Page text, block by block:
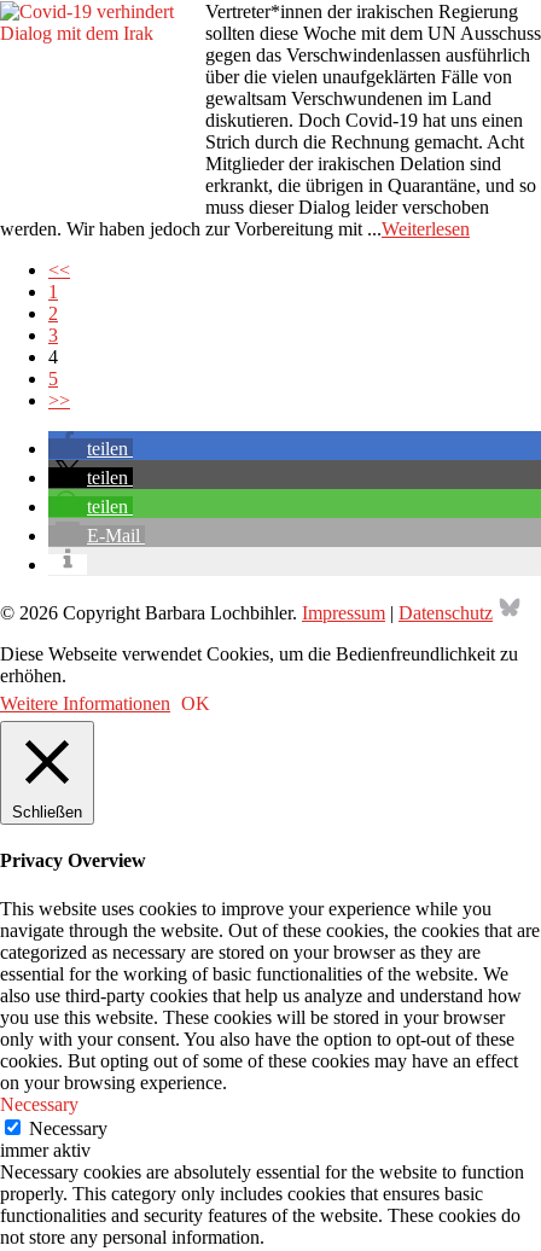
Vertreter*innen der irakischen Regierung
sollten diese Woche mit dem UN Ausschuss
gegen das Verschwindenlassen ausführlich
über die vielen unaufgeklärten Fälle von
gewaltsam Verschwundenen im Land
diskutieren. Doch Covid-19 hat uns einen
Strich durch die Rechnung gemacht. Acht
Mitglieder der irakischen Delation sind
erkrankt, die übrigen in Quarantäne, und so
muss dieser Dialog leider verschoben
werden. Wir haben jedoch zur Vorbereitung mit ...Weiterlesen
<<
1
2
3
4
5
>>
teilen
teilen
teilen
E-Mail
© 2026 Copyright Barbara Lochbihler. Impressum | Datenschutz
Diese Webseite verwendet Cookies, um die Bedienfreundlichkeit zu
erhöhen.
Weitere Informationen OK
Schließen
Privacy Overview
This website uses cookies to improve your experience while you
navigate through the website. Out of these cookies, the cookies that are
categorized as necessary are stored on your browser as they are
essential for the working of basic functionalities of the website. We
also use third-party cookies that help us analyze and understand how
you use this website. These cookies will be stored in your browser
only with your consent. You also have the option to opt-out of these
cookies. But opting out of some of these cookies may have an effect
on your browsing experience.
Necessary
Necessary
immer aktiv
Necessary cookies are absolutely essential for the website to function
properly. This category only includes cookies that ensures basic
functionalities and security features of the website. These cookies do
not store any personal information.